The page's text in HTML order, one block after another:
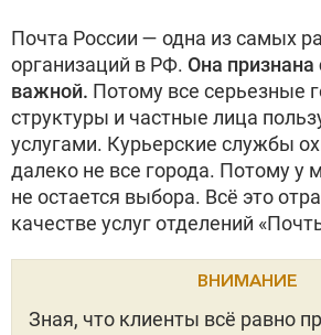
Почта России — одна из самых
организаций в РФ. Она признана
важной. Потому все серьезные
структуры и частные лица
услугами. Курьерские службы
далеко не все города. Потому у
не остается выбора. Всё это
качестве услуг отделений
ВНИМАНИЕ
Зная, что клиенты всё равно